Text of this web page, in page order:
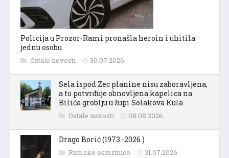
Policija u Prozor-Rami pronašla heroin i uhitila
jednu osobu
Ostale novosti 30.07.2026.
Sela ispod Zec planine nisu zaboravljena,
a to potvrđuje obnovljena kapelica na
Bilića groblju u župi Solakova Kula
Ostale novosti 08.08.2026.
Drago Borić (1973.-2026.)
Ramske osmrtnice 31.07.2026.